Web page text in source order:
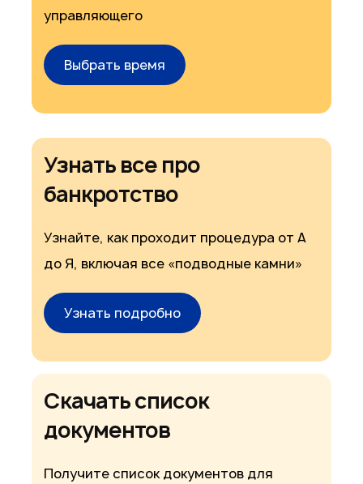
управляющего
Выбрать время
Узнать все про
банкротство
Узнайте, как проходит процедура от А
до Я, включая все «подводные камни»
Узнать подробно
Скачать список
документов
Получите список документов для